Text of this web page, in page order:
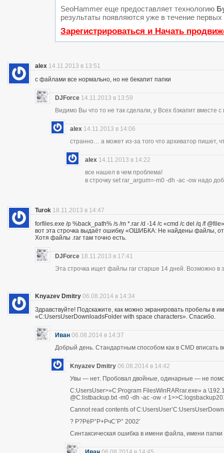
SeoHammer еще предоставляет технологию
результаты появляются уже в течение первых
Зарегистрироваться и Начать
alex 14.11.2013 в 13:51
с файлами все нормально, но не бекапит папки
DJForce 14.11.2013 в 13:59
Видимо Вы что то не так сделали, у Всех бэкапит вместе с
alex 14.11.2013 в 14:06
странно… а может из-за того что архиватор пишет,
alex 14.11.2013 в 14:22
все нашел в чем проблема!
в строчку set rar_argum=-m0 -dh -ac -ow надо
Turok 18.11.2013 в 14:47
forfiles.exe /p %back_path% /s /m *.rar /d -14 /c «cmd /c del /q /f
вот эта строчка выдаёт ошибку «ОШИБКА: Не найдены файлы,
Хотя файлы .rar там точно есть.
DJForce 18.11.2013 в 17:41
Эта строчка ищет файлы rar старше 14 дней. Возможно в
Knyazev Dmitry 06.08.2014 в 14:34
Здравствуйте! Подскажите, как можно экранировать пробелы в
«C:UsersUserDownloadsFolder with space characters». Спасибо.
Иван 06.08.2014 в 14:37
Добрый день. Стандартным способом как в CMD вписать
Knyazev Dmitry 06.08.2014 в 14:42
Увы — нет. Пробовал двойные, одинарные — не
C:UsersUser>»C:Program FilesWinRARrar.exe» a
@C:listbackup.txt -m0 -dh -ac -ow -r
Cannot read contents of
? Р?РёР°Р+РчС’Р° 2002′
Синтаксическая ошибка в имени файла, имени папки